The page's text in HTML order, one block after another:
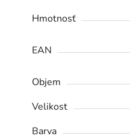
Hmotnosť
EAN
Objem
Velikost
Barva